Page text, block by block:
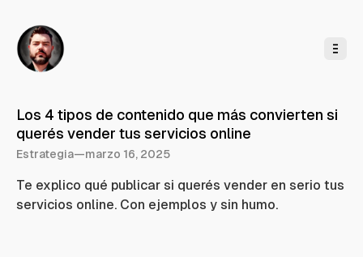
Los 4 tipos de contenido que más convierten si
querés vender tus servicios online
Estrategia—marzo 16, 2025
Te explico qué publicar si querés vender en serio tus
servicios online. Con ejemplos y sin humo.